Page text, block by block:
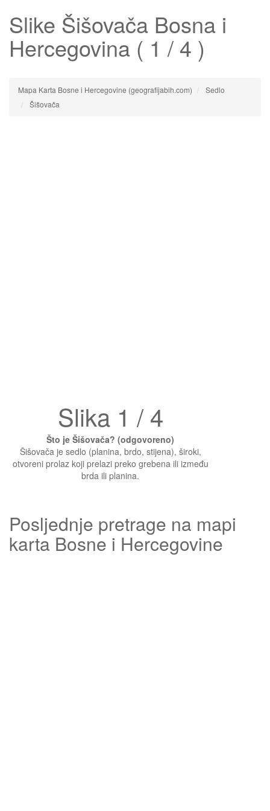
Slike Šišovača Bosna i
Hercegovina ( 1 / 4 )
Mapa Karta Bosne i Hercegovine (geografijabih.com)
Sedlo
Šišovača
Slika 1 / 4
Što je Šišovača? (odgovoreno)
Šišovača je sedlo (planina, brdo, stijena), široki,
otvoreni prolaz koji prelazi preko grebena ili između
brda ili planina.
Posljednje pretrage na mapi
karta Bosne i Hercegovine